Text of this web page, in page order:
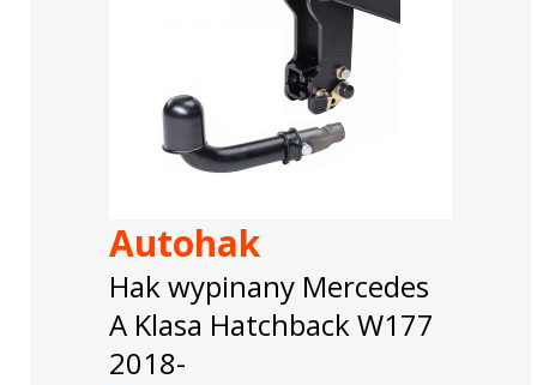
Autohak
Hak wypinany Mercedes
A Klasa Hatchback W177
2018-